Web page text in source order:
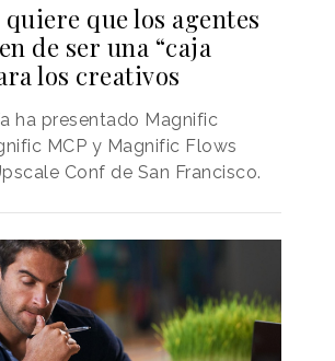
que los agentes
de ser una “caja
los creativos
ha presentado Magnific
MCP y Magnific Flows
Conf de San Francisco.